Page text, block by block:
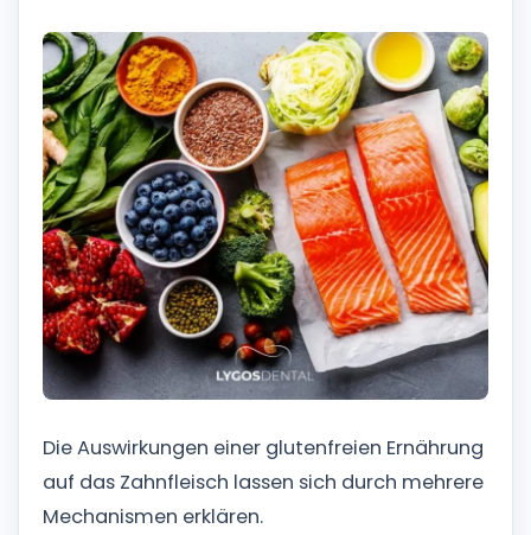
Die Auswirkungen einer glutenfreien Ernährung
auf das Zahnfleisch lassen sich durch mehrere
Mechanismen erklären.